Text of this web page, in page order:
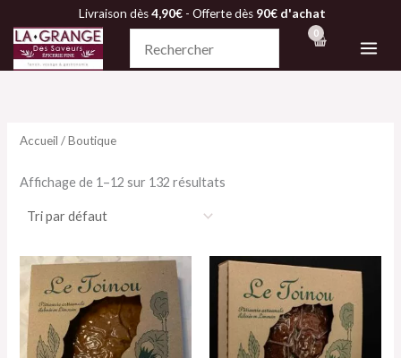
contenu
Livraison dès4,90€- Offerte dès 90€ d'achat
Accueil / Boutique
Affichage de 1–12 sur 132 résultats